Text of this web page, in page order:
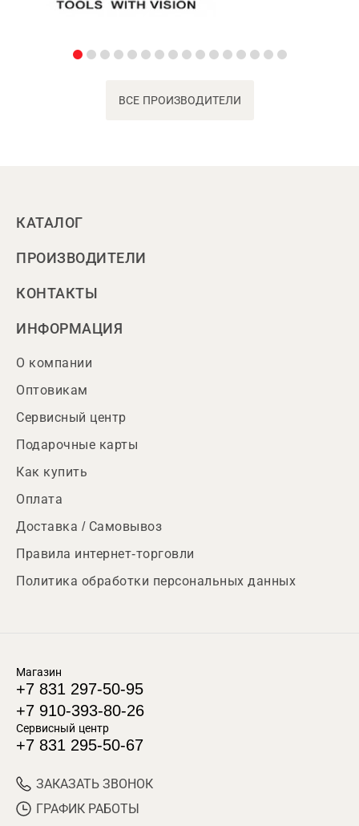
ВСЕ ПРОИЗВОДИТЕЛИ
КАТАЛОГ
ПРОИЗВОДИТЕЛИ
КОНТАКТЫ
ИНФОРМАЦИЯ
О компании
Оптовикам
Сервисный центр
Подарочные карты
Как купить
Оплата
Доставка / Самовывоз
Правила интернет-торговли
Политика обработки персональных данных
Магазин
+7 831 297-50-95
+7 910-393-80-26
Сервисный центр
+7 831 295-50-67
ЗАКАЗАТЬ ЗВОНОК
ГРАФИК РАБОТЫ